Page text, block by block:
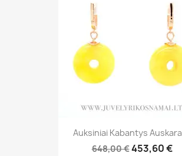
Auksiniai Kabantys
648,00 €453,60 €